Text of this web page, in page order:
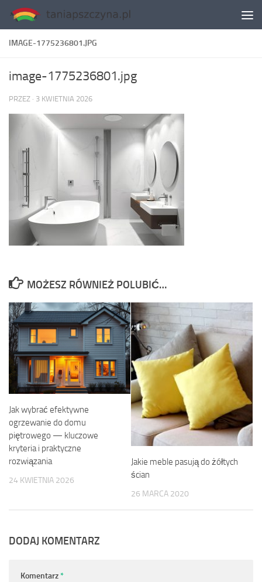
Skip to content
IMAGE-1775236801.JPG
image-1775236801.jpg
PRZEZ · 3 KWIETNIA 2026
MOŻESZ RÓWNIEŻ POLUBIĆ…
Jak wybrać efektywne
ogrzewanie do domu
piętrowego — kluczowe
kryteria i praktyczne
rozwiązania
24 KWIETNIA 2026
Jakie meble pasują do żółtych
ścian
26 MARCA 2020
DODAJ KOMENTARZ
Komentarz*